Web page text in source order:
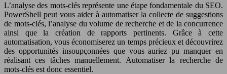
L’analyse des mots-clés représente une étape fondamentale du SEO.
PowerShell peut vous aider à automatiser la collecte de suggestions
de mots-clés, l’analyse du volume de recherche et de la concurrence
ainsi que la création de rapports pertinents. Grâce à cette
automatisation, vous économiserez un temps précieux et découvrirez
des opportunités insoupçonnées que vous auriez pu manquer en
réalisant ces tâches manuellement. Automatiser la recherche de
mots-clés est donc essentiel.